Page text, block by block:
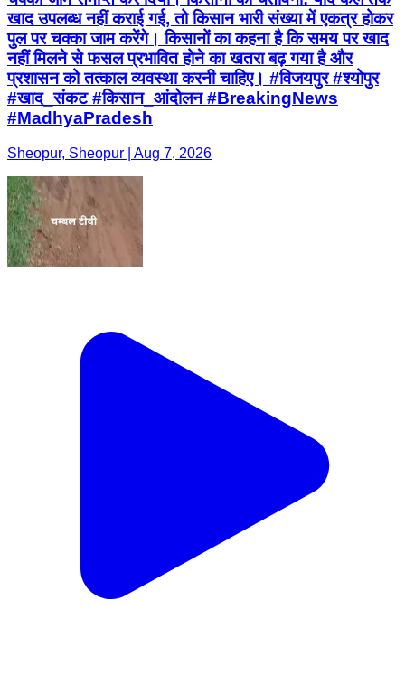
खाद उपलब्ध नहीं कराई गई, तो किसान भारी संख्या में एकत्र होकर
पुल पर चक्का जाम करेंगे। किसानों का कहना है कि समय पर खाद
नहीं मिलने से फसल प्रभावित होने का खतरा बढ़ गया है और
प्रशासन को तत्काल व्यवस्था करनी चाहिए। #विजयपुर #श्योपुर
#खाद_संकट #किसान_आंदोलन #BreakingNews
#MadhyaPradesh
Sheopur, Sheopur | Aug 7, 2026